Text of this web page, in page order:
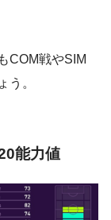
COM戦やSIM
う。
能力値